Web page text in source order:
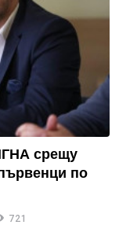
срещу
по
721